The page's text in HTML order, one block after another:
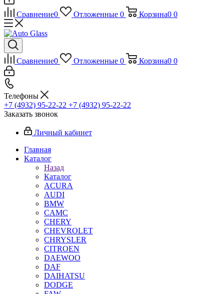
Сравнение0 Отложенные 0 Корзина0 0
Сравнение0 Отложенные 0 Корзина0 0
Телефоны
+7 (4932) 95-22-22 +7 (4932) 95-22-22
Заказать звонок
Личный кабинет
Главная
Каталог
Назад
Каталог
ACURA
AUDI
BMW
CAMC
CHERY
CHEVROLET
CHRYSLER
CITROEN
DAEWOO
DAF
DAIHATSU
DODGE